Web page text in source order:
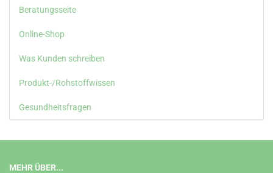
Beratungsseite
Online-Shop
Was Kunden schreiben
Produkt-/Rohstoffwissen
Gesundheitsfragen
MEHR ÜBER...